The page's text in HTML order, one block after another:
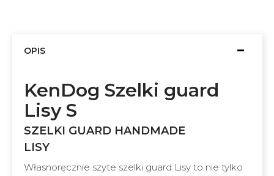
OPIS
KenDog Szelki guard
Lisy S
SZELKI GUARD HANDMADE
LISY
Własnoręcznie szyte szelki guard Lisy to nie tylko